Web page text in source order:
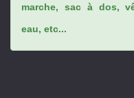
marche, sac à dos,
eau, etc...